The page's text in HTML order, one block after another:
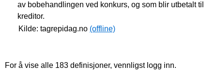
av bobehandlingen ved konkurs, og som blir utbetalt til
kreditor.
Kilde: tagrepidag.no (offline)
For å vise alle 183 definisjoner, vennligst logg inn.